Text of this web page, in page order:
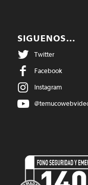
SIGUENOS…
Twitter
Facebook
Instagram